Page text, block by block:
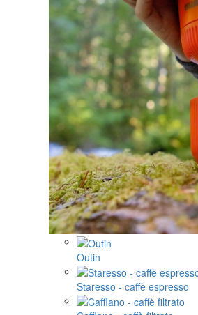
Outin
Staresso - caffè espresso